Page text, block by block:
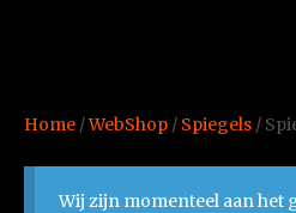
Home /WebShop / Spiegels /
Wij zijn momenteel aan het